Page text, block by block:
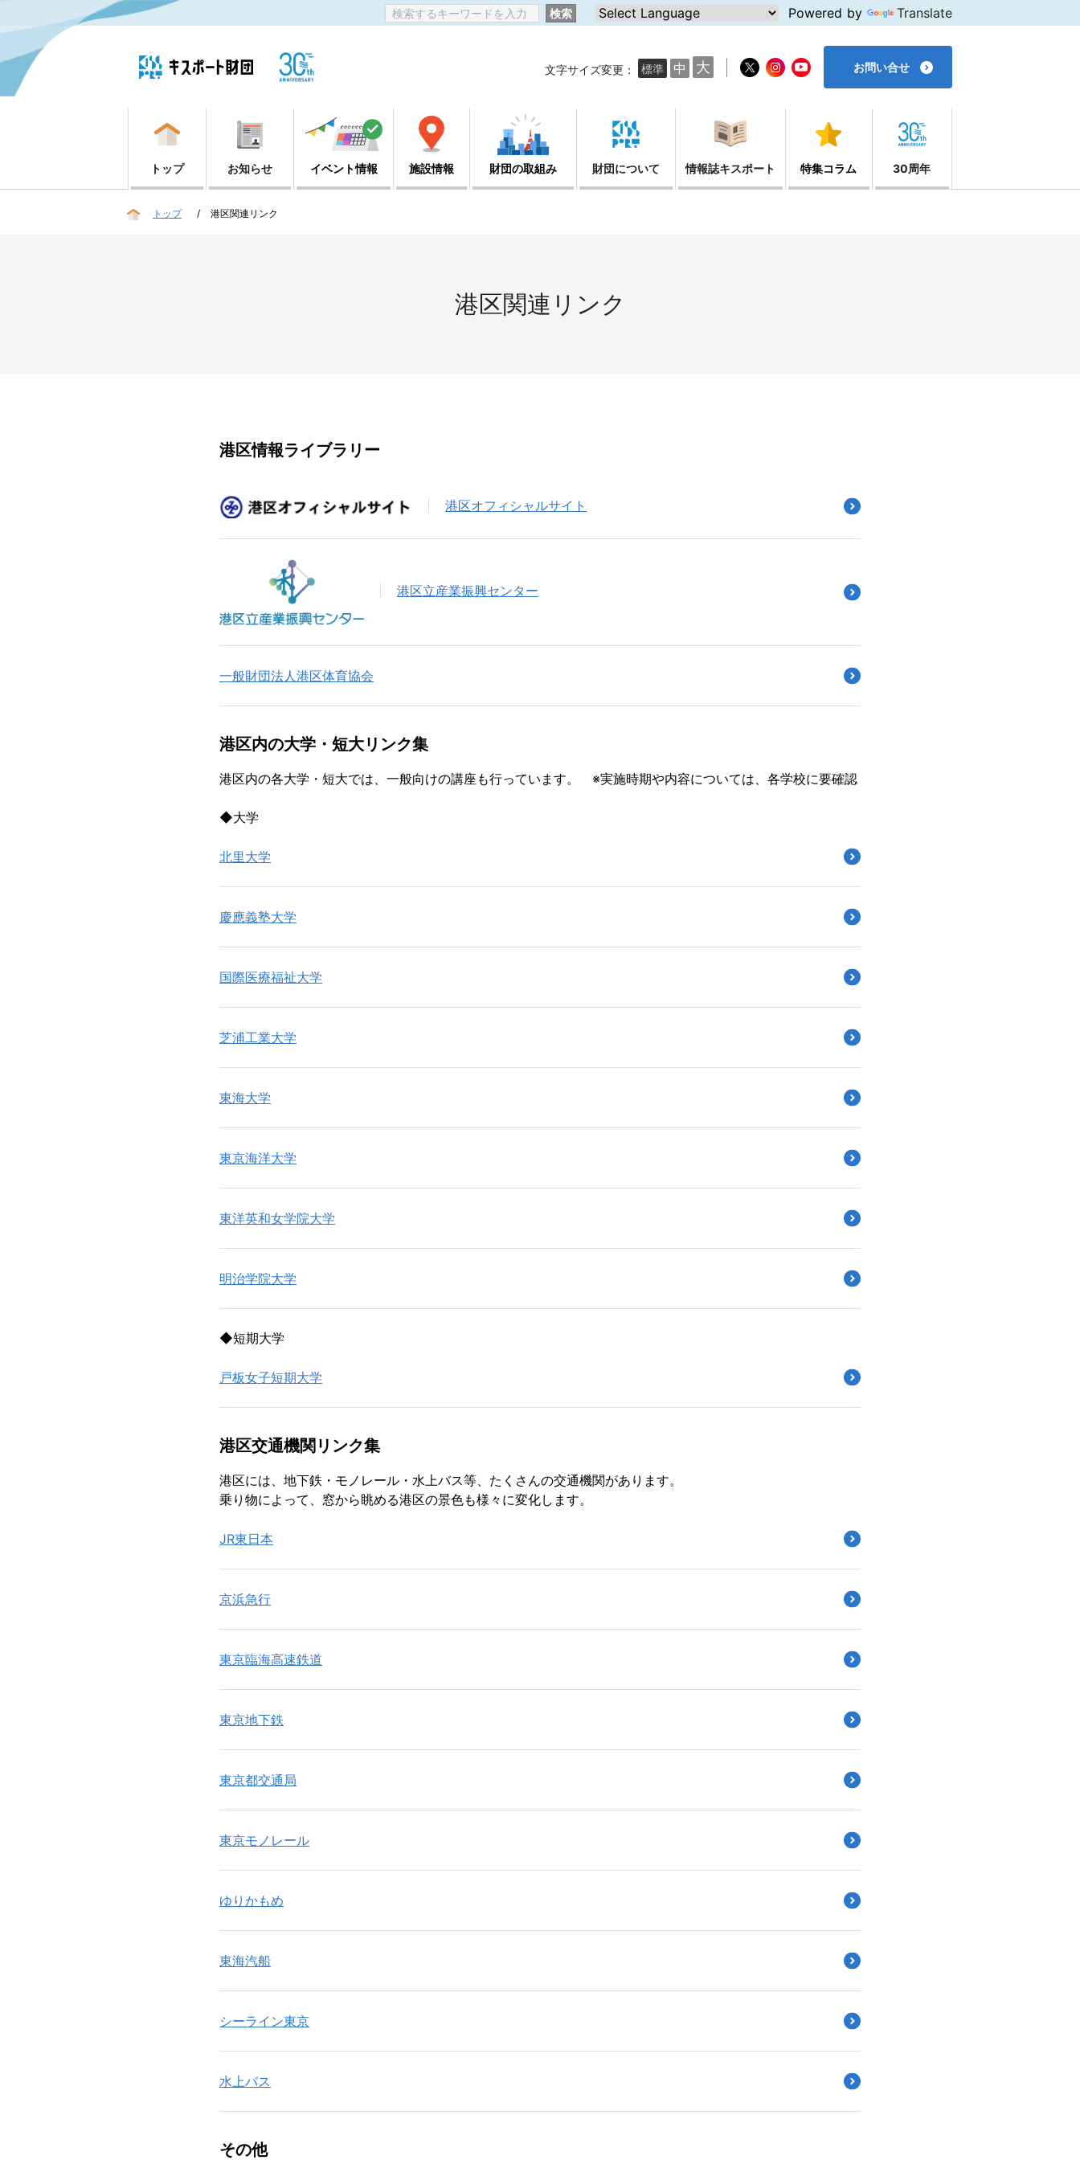
検索 Powered by Translate
文字サイズ変更： 標準 中 大 お問い合せ
トップ お知らせ イベント情報 施設情報 財団の取組み 財団について 情報誌キスポート 特集コラム 30周年
トップ 港区関連リンク
港区関連リンク
港区情報ライブラリー
港区オフィシャルサイト
港区立産業振興センター
一般財団法人港区体育協会
港区内の大学・短大リンク集
港区内の各大学・短大では、一般向けの講座も行っています。 ※実施時期や内容については、各学校に要確認
◆大学
北里大学
慶應義塾大学
国際医療福祉大学
芝浦工業大学
東海大学
東京海洋大学
東洋英和女学院大学
明治学院大学
◆短期大学
戸板女子短期大学
港区交通機関リンク集
港区には、地下鉄・モノレール・水上バス等、たくさんの交通機関があります。
乗り物によって、窓から眺める港区の景色も様々に変化します。
JR東日本
京浜急行
東京臨海高速鉄道
東京地下鉄
東京都交通局
東京モノレール
ゆりかもめ
東海汽船
シーライン東京
水上バス
その他